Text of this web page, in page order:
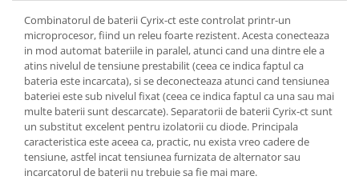
GEL
AGM
Li-Ion
SLA AGM (Sealed Lead Acid)
Deep Cycle - Tractiune/Semi-
Tractiune
Marine & Caravan
APC
Combinatorul de baterii Cyrix-ct este controlat printr-un
microprocesor, fiind un releu foarte rezistent. Acesta conecteaza
in mod automat bateriile in paralel, atunci cand una dintre ele a
atins nivelul de tensiune prestabilit (ceea ce indica faptul ca
bateria este incarcata), si se deconecteaza atunci cand tensiunea
bateriei este sub nivelul fixat (ceea ce indica faptul ca una sau mai
multe baterii sunt descarcate). Separatorii de baterii Cyrix-ct sunt
un substitut excelent pentru izolatorii cu diode. Principala
caracteristica este aceea ca, practic, nu exista vreo cadere de
tensiune, astfel incat tensiunea furnizata de alternator sau
incarcatorul de baterii nu trebuie sa fie mai mare.